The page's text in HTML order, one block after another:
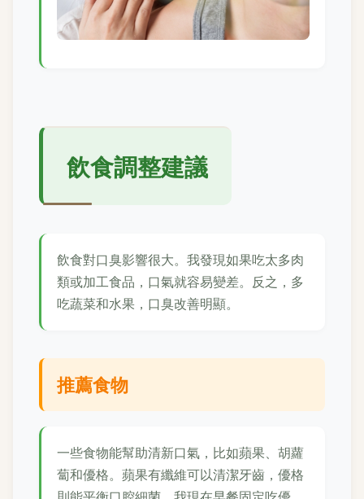
飲食調整建議
飲食對口臭影響很大。我發現如果吃太多肉
類或加工食品，口氣就容易變差。反之，多
吃蔬菜和水果，口臭改善明顯。
推薦食物
一些食物能幫助清新口氣，比如蘋果、胡蘿
蔔和優格。蘋果有纖維可以清潔牙齒，優格